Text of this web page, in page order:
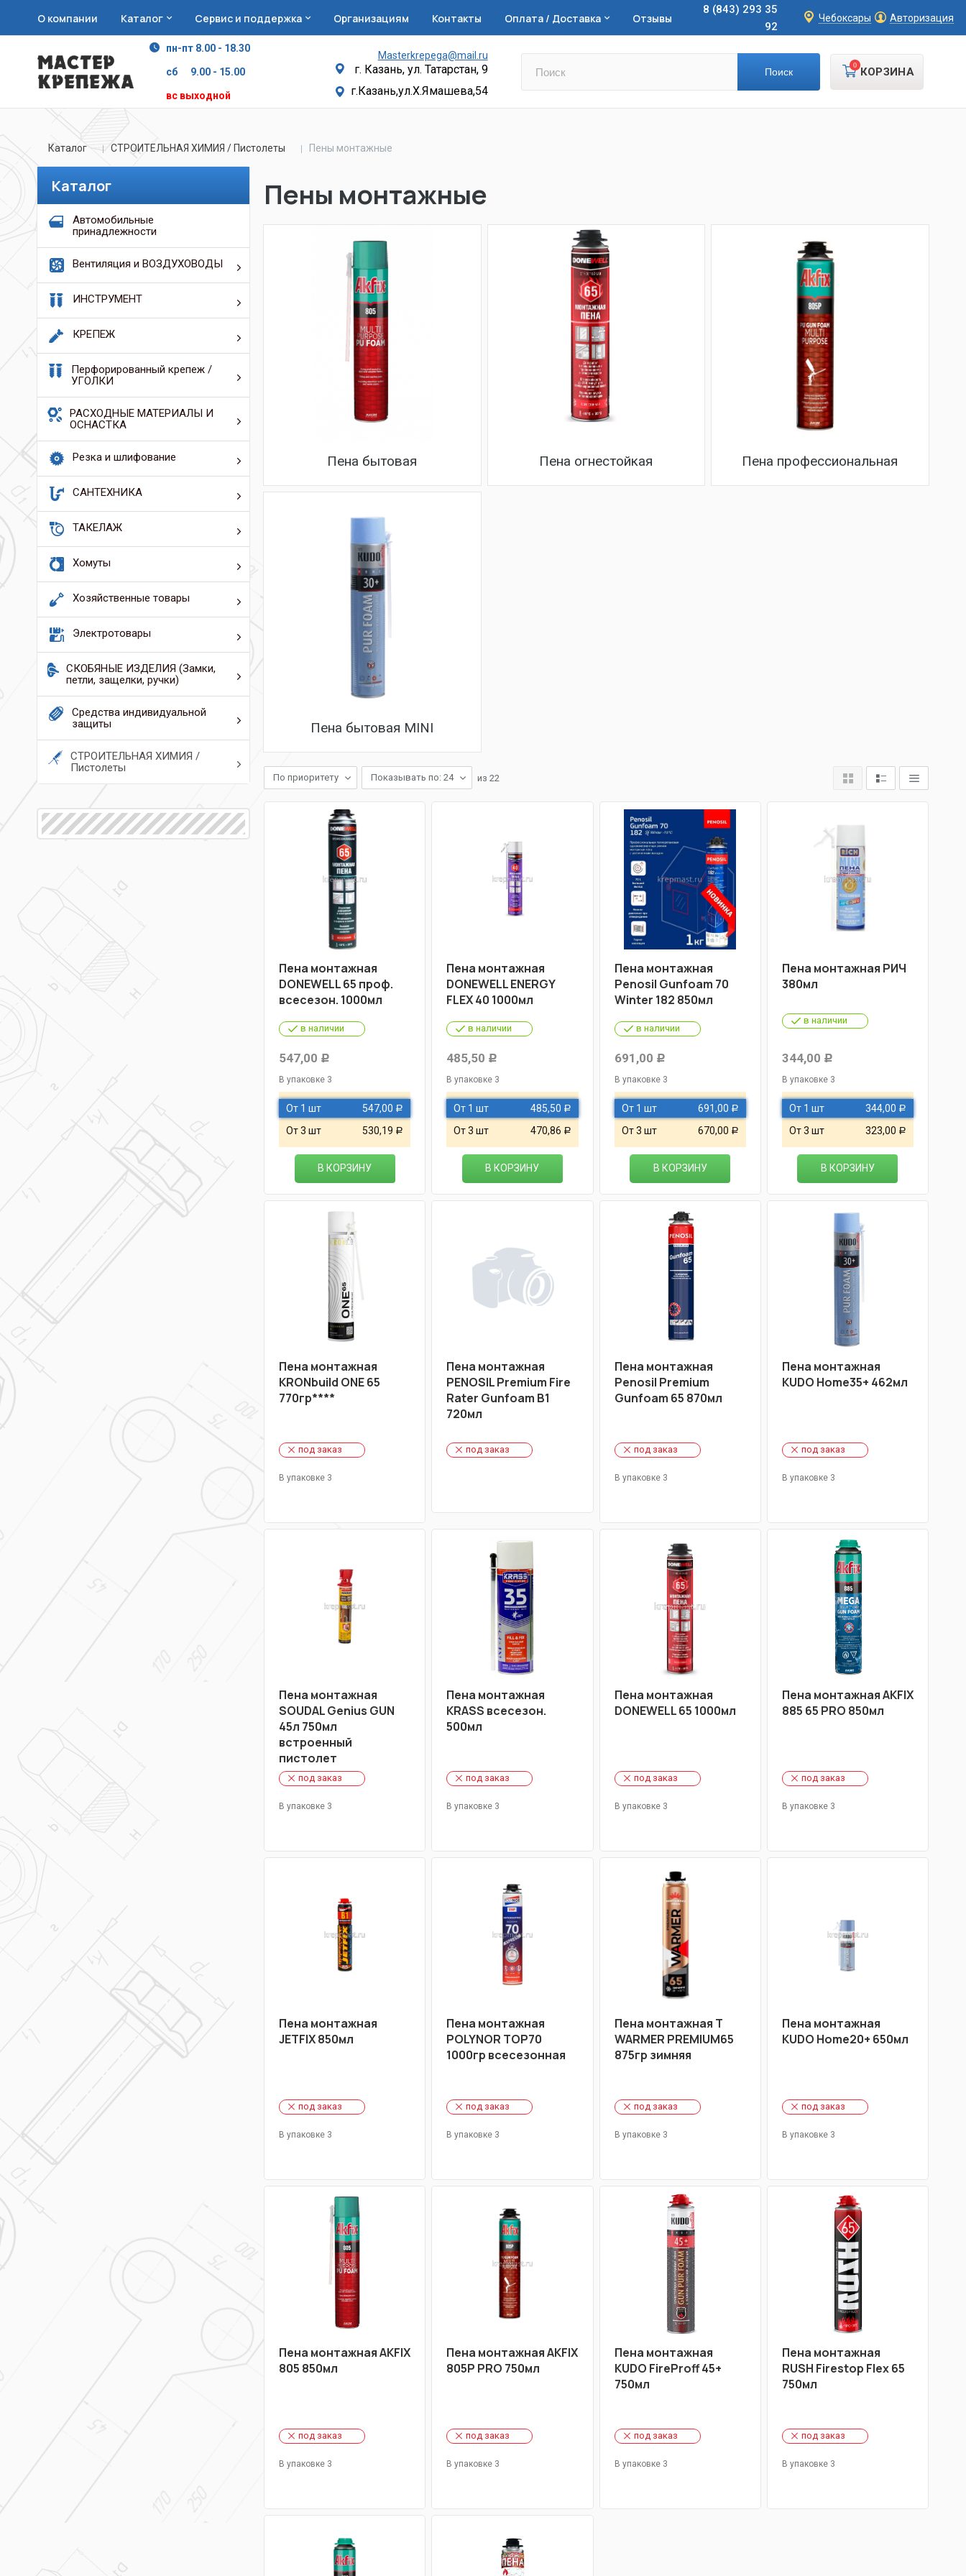
О компании Каталог Сервис и поддержка Организациям Контакты Оплата / Доставка Отзывы
8 (843) 293 35
92
Чебоксары Авторизация
пн-пт 8.00 - 18.30
сб 9.00 - 15.00
вс выходной
Masterkrepega@mail.ru
г. Казань, ул. Татарстан, 9
г.Казань,ул.Х.Ямашева,54
КОРЗИНА
0
Каталог СТРОИТЕЛЬНАЯ ХИМИЯ / Пистолеты Пены монтажные
Каталог
Автомобильные
принадлежности
Вентиляция и ВОЗДУХОВОДЫ
ИНСТРУМЕНТ
КРЕПЕЖ
Перфорированный крепеж /
УГОЛКИ
РАСХОДНЫЕ МАТЕРИАЛЫ И
ОСНАСТКА
Резка и шлифование
САНТЕХНИКА
ТАКЕЛАЖ
Хомуты
Хозяйственные товары
Электротовары
СКОБЯНЫЕ ИЗДЕЛИЯ (Замки,
петли, защелки, ручки)
Средства индивидуальной
защиты
СТРОИТЕЛЬНАЯ ХИМИЯ /
Пистолеты
Пены монтажные
Пена бытовая Пена огнестойкая Пена профессиональная
Пена бытовая MINI
По приоритету Показывать по: 24 из 22
Пена монтажная
DONEWELL 65 проф.
всесезон. 1000мл
в наличии
547,00 Р
В упаковке 3
От 1 шт 547,00 Р
От 3 шт 530,19 Р
В КОРЗИНУ
Пена монтажная
DONEWELL ENERGY
FLEX 40 1000мл
в наличии
485,50 Р
В упаковке 3
От 1 шт 485,50 Р
От 3 шт 470,86 Р
В КОРЗИНУ
Пена монтажная
Penosil Gunfoam 70
Winter 182 850мл
в наличии
691,00 Р
В упаковке 3
От 1 шт 691,00 Р
От 3 шт 670,00 Р
В КОРЗИНУ
Пена монтажная РИЧ
380мл
в наличии
344,00 Р
В упаковке 3
От 1 шт 344,00 Р
От 3 шт 323,00 Р
В КОРЗИНУ
Пена монтажная
KRONbuild ONE 65
770гр****
под заказ
В упаковке 3
Пена монтажная
PENOSIL Premium Fire
Rater Gunfoam B1
720мл
под заказ
Пена монтажная
Penosil Premium
Gunfoam 65 870мл
под заказ
В упаковке 3
Пена монтажная
KUDO Home35+ 462мл
под заказ
В упаковке 3
Пена монтажная
SOUDAL Genius GUN
45л 750мл
встроенный
пистолет
под заказ
В упаковке 3
Пена монтажная
KRASS всесезон.
500мл
под заказ
В упаковке 3
Пена монтажная
DONEWELL 65 1000мл
под заказ
В упаковке 3
Пена монтажная AKFIX
885 65 PRO 850мл
под заказ
В упаковке 3
Пена монтажная
JETFIX 850мл
под заказ
В упаковке 3
Пена монтажная
POLYNOR TOP70
1000гр всесезонная
под заказ
В упаковке 3
Пена монтажная T
WARMER PREMIUM65
875гр зимняя
под заказ
В упаковке 3
Пена монтажная
KUDO Home20+ 650мл
под заказ
В упаковке 3
Пена монтажная AKFIX
805 850мл
под заказ
В упаковке 3
Пена монтажная AKFIX
805P PRO 750мл
под заказ
В упаковке 3
Пена монтажная
KUDO FireProff 45+
750мл
под заказ
В упаковке 3
Пена монтажная
RUSH Firestop Flex 65
750мл
под заказ
В упаковке 3